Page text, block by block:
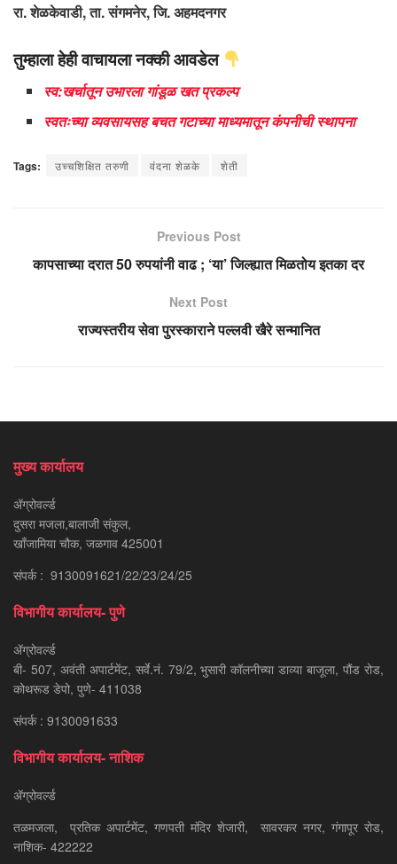
रा. शेळकेवाडी, ता. संगमनेर, जि. अहमदनगर
तुम्हाला हेही वाचायला नक्की आवडेल
स्व:खर्चातून उभारला गांडूळ खत प्रकल्प
स्वतःच्या व्यवसायसह बचत गटाच्या माध्यमातून कंपनीची स्थापना
Tags: उच्चशिक्षित तरुणी वंदना शेळके शेती
Previous Post
कापसाच्या दरात 50 रुपयांनी वाढ ; ‘या’ जिल्ह्यात मिळतोय इतका दर
Next Post
राज्यस्तरीय सेवा पुरस्काराने पल्लवी खैरे सन्मानित
मुख्य कार्यालय
ॲग्रोवर्ल्ड
दुसरा मजला,बालाजी संकुल,
खाँजामिया चौक, जळगाव 425001
संपर्क : 9130091621/22/23/24/25
विभागीय कार्यालय- पुणे
ॲग्रोवर्ल्ड
बी- 507, अवंती अपार्टमेंट, सर्वे.नं. 79/2, भुसारी कॉलनीच्या डाव्या बाजूला, पौंड रोड,
कोथरूड डेपो, पुणे- 411038
संपर्क : 9130091633
विभागीय कार्यालय- नाशिक
ॲग्रोवर्ल्ड
तळमजला, प्रतिक अपार्टमेंट, गणपती मंदिर शेजारी, सावरकर नगर, गंगापूर रोड,
नाशिक- 422222